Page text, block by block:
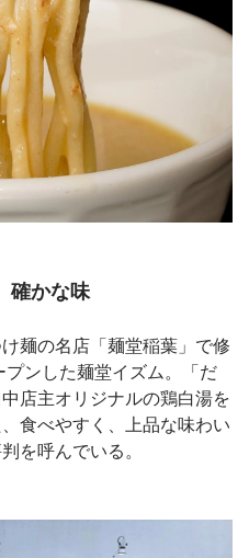
確かな味
麺の名店「麺堂稲葉」で修
ンした麺堂イズム。「だ
店主オリジナルの鶏白湯を
食べやすく、上品な味わい
を呼んでいる。